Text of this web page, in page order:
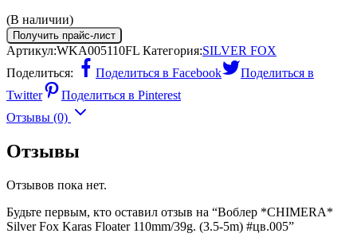
(В наличии)
Получить прайс-лист
Артикул:WKA005110FL Категория:SILVER FOX
Поделиться:
Поделиться в Facebook
Поделиться в
Twitter
Поделиться в Pinterest
Отзывы (0)
Отзывы
Отзывов пока нет.
Будьте первым, кто оставил отзыв на “Воблер *CHIMERA*
Silver Fox Karas Floater 110mm/39g. (3.5-5m) #цв.005”